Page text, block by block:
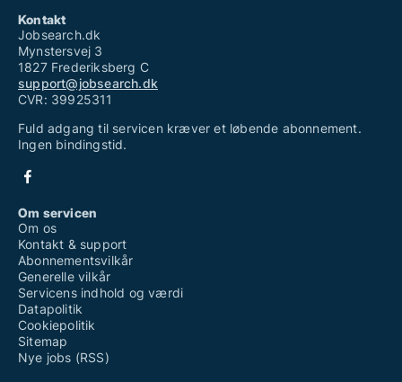
Kontakt
Jobsearch.dk
Mynstersvej 3
1827 Frederiksberg C
support@jobsearch.dk
CVR: 39925311
Fuld adgang til servicen kræver et løbende abonnement.
Ingen bindingstid.
Om servicen
Om os
Kontakt & support
Abonnementsvilkår
Generelle vilkår
Servicens indhold og værdi
Datapolitik
Cookiepolitik
Sitemap
Nye jobs (RSS)